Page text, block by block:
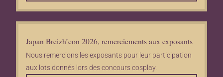
Japan Breizh’con 2026, remerciements aux exposants
Nous remercions les exposants pour leur participation
aux lots donnés lors des concours cosplay.